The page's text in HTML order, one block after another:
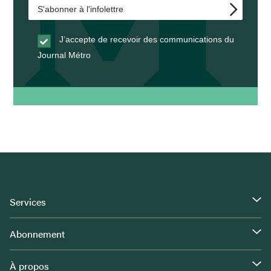
J’accepte de recevoir des communications du
Journal Métro
Services
Abonnement
À propos